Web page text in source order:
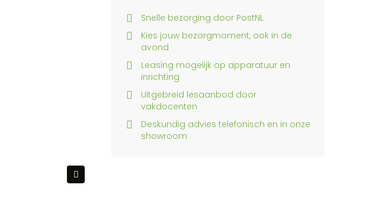
Snelle bezorging door PostNL
Kies jouw bezorgmoment, ook in de
avond
Leasing mogelijk op apparatuur en
inrichting
Uitgebreid lesaanbod door
vakdocenten
Deskundig advies telefonisch en in onze
showroom